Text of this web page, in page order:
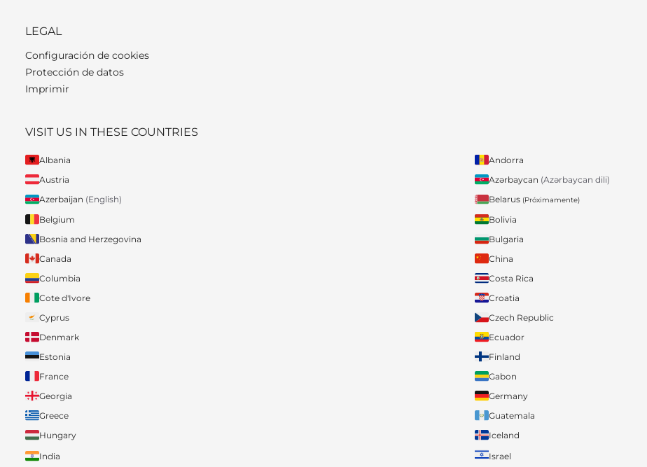
LEGAL
Configuración de cookies
Protección de datos
Imprimir
VISIT US IN THESE COUNTRIES
Albania
Andorra
Austria
Azərbaycan (Azərbaycan dili)
Azerbaijan (English) Belarus (Próximamente)
Belgium
Bolivia
Bosnia and Herzegovina
Bulgaria
Canada
China
Columbia
Costa Rica
Cote d'Ivore
Croatia
Cyprus
Czech Republic
Denmark
Ecuador
Estonia
Finland
France
Gabon
Georgia
Germany
Greece
Guatemala
Hungary
Iceland
India
Israel